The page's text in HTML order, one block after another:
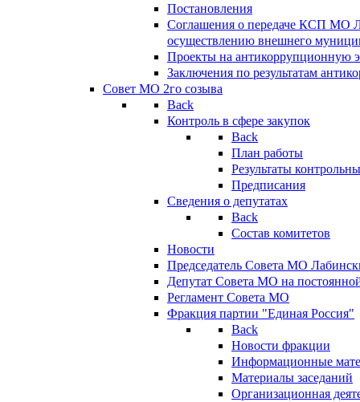
Постановления
Соглашения о передаче КСП МО
осуществлению внешнего
Проекты на антикоррупционную
Заключения по результатам
Совет МО 2го созыва
Back
Контроль в сфере закупок
Back
План работы
Результаты
Предписания
Сведения о депутатах
Back
Состав комитетов
Новости
Председатель Совета МО
Депутат Совета МО на
Регламент Совета МО
Фракция партии "Единая Россия"
Back
Новости фракции
Информационные
Материалы заседаний
Организационная